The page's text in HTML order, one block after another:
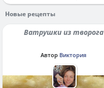
Новые рецепты
Ватрушки из творога
Автор Виктория